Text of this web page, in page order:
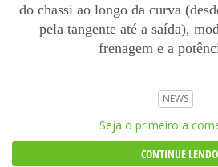
do chassi ao longo da curva
pela tangente até a saída),
frenagem e a
NEWS
Seja o primeiro a
CONTINUE LENDO